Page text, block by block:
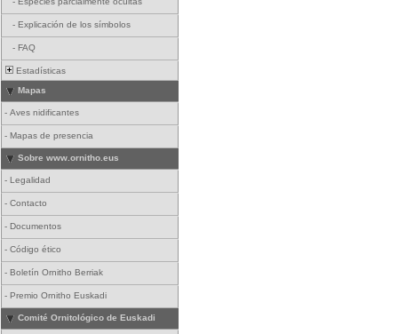
- Explicación de los símbolos
- FAQ
Estadísticas
Mapas
- Aves nidificantes
- Mapas de presencia
Sobre www.ornitho.eus
- Legalidad
- Contacto
- Documentos
- Código ético
- Boletín Ornitho Berriak
- Premio Ornitho Euskadi
Comité Ornitológico de Euskadi